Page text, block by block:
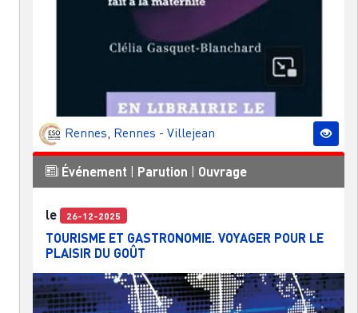
Rennes Rennes - Villejean
Événement | Parution | Ouvrage
le 26-12-2025
TOURISME ET GASTRONOMIE. VOYAGER POUR LE
PLAISIR DU GOÛT